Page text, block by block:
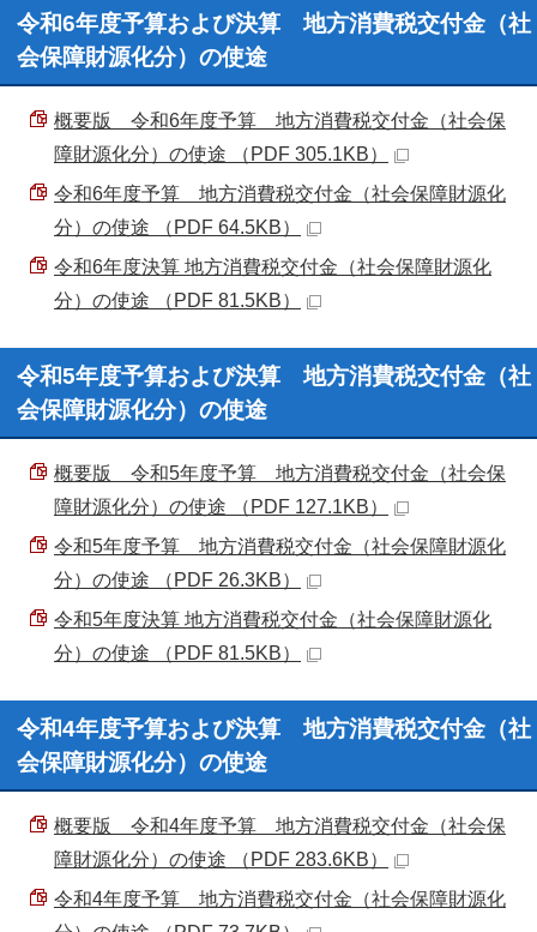
令和6年度予算および決算 地方消費税交付金（社
会保障財源化分）の使途
概要版 令和6年度予算 地方消費税交付金（社会保
障財源化分）の使途 （PDF 305.1KB）
令和6年度予算 地方消費税交付金（社会保障財源化
分）の使途 （PDF 64.5KB）
令和6年度決算 地方消費税交付金（社会保障財源化
分）の使途 （PDF 81.5KB）
令和5年度予算および決算 地方消費税交付金（社
会保障財源化分）の使途
概要版 令和5年度予算 地方消費税交付金（社会保
障財源化分）の使途 （PDF 127.1KB）
令和5年度予算 地方消費税交付金（社会保障財源化
分）の使途 （PDF 26.3KB）
令和5年度決算 地方消費税交付金（社会保障財源化
分）の使途 （PDF 81.5KB）
令和4年度予算および決算 地方消費税交付金（社
会保障財源化分）の使途
概要版 令和4年度予算 地方消費税交付金（社会保
障財源化分）の使途 （PDF 283.6KB）
令和4年度予算 地方消費税交付金（社会保障財源化